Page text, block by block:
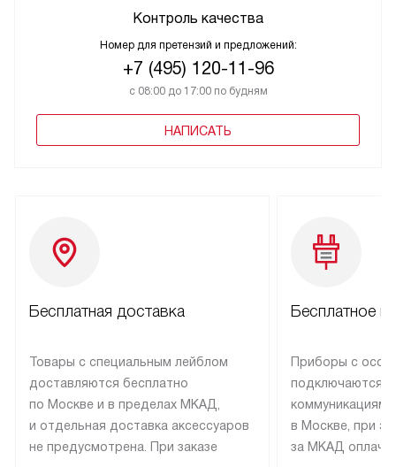
Контроль качества
Номер для претензий и предложений:
+7 (495) 120-11-96
с 08:00 до 17:00 по будням
НАПИСАТЬ
Бесплатная доставка
Товары с специальным лейблом
доставляются бесплатно
по Москве и в пределах МКАД,
и отдельная доставка аксессуаров
не предусмотрена. При заказе
Бесплатное
Приборы с
подключаются к
коммуникациям
в Москве, при
за МКАД